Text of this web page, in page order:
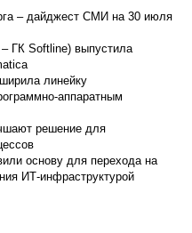
– дайджест СМИ на 30 июля
ГК Softline) выпустила
линейку
аппаратным
решение для
основу для перехода на
ИТ-инфраструктурой